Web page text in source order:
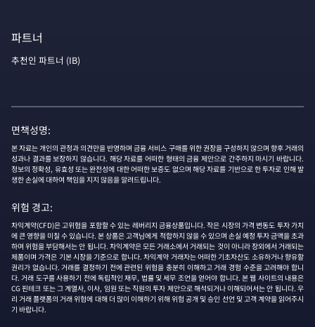
파트너
추천인 파트너 (IB)
면책성명:
본 자료는 개인의 관정과 의견만을 반영하며 금융 서비스 구매를 위한 권장을 구성하지 않으며 향후 거래의
성과나 결과를 보장하지 않습니다. 해당 자료를 어떠한 형태의 금융 제안으로 간주하지 마시기 바랍니다.
정보의 정확성, 유효성 또는 완전성에 대한 어떠한 보증도 없으며 해당 자료를 기반으로 한 투자로 인해 발
생한 손실에 대하여 책임을 지지 않음을 알려드립니다.
위험 경고:
차익계약(CFD)은 고위험을 포함할 수 있는 레버리지 금융상품입니다. 작은 시장의 가격 변동도 투자 가치
에 큰 영향을 미칠 수 있습니다. 본 상품은 고객님에게 적합하지 않을 수 있으며 손실 예정 투자 금액을 초과
하여 위험을 부담해서는 안 됩니다. 차익계약은 모든 거래소에서 거래되는 것이 아니라 장외에서 거래되는
제품이며 가격은 기본 시장을 기준으로 합니다. 차익계약 거래자는 어떠한 기초자산도 소유하거나 향유할
권리가 없습니다. 거래를 결정하기 전에 관련된 위험을 충분히 이해하고 거래 경험 수준을 고려해야 합니
다. 거래 도구를 사용하기 전에 독립적인 재무, 법률 및 세무 조언을 얻어야 합니다. 본 웹 사이트의 내용은
CG 핀테크 또는 그 계열사, 이사, 임원 또는 직원의 투자 제안으로 해석되거나 이해되어서는 안 됩니다. 우
리 거래 플랫폼의 거래 위험에 대해 더 많이 이해하기 위해 위험 공개 및 승인 선언 및 고객 계약을 읽어주시
기 바랍니다.